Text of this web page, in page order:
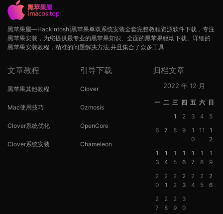
黑苹果屋—Hackintosh|黑苹果单双系统安装全套完整教程资源软件下载，专注
黑苹果安装，为您提供最专业的黑苹果知识、全面的黑苹果驱动下载、详细的
黑苹果安装教程，精准的问题解决方法,并且集合了众多工具
文章教程
黑苹果其他教程
Mac使用技巧
Clover系统优化
Clover系统安装
引导下载
Clover
Ozmosis
OpenCore
Chameleon
归档文章
2022 年 12 月
一 二 三 四 五 六 日
1
2 3 4
5
6
7 8 9
1
0
11
1
2
1
3
1
4
1
5
1
6
1
7
1
8
1
9
2
0
2
1
2
2
2
3
2
4
2
5
2
6
2
7
2
8
2
9
3
0